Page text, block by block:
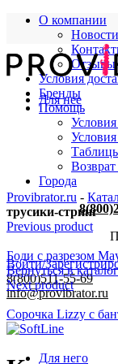
О компании
Новости
Отзывы
Условия
Бренды
Помощь
Возврат
Города
Войти/
8(800)511-55-69
info@provibrator.ru
Для нее
Для него
Provibrator.ru -
трусики-стринг
Previous product
Боди с разрезом
Вернуться в каталог
Next product
Сорочка Lizzy с